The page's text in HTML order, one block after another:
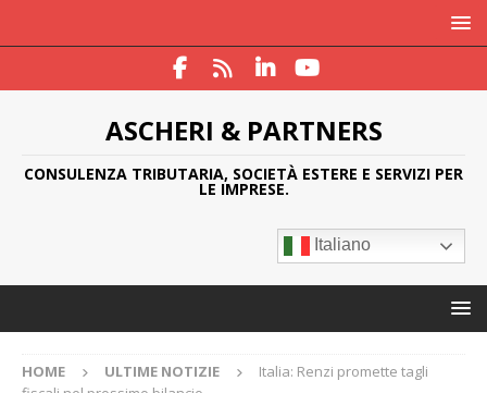
ASCHERI & PARTNERS
CONSULENZA TRIBUTARIA, SOCIETÀ ESTERE E SERVIZI PER
LE IMPRESE.
Italiano
HOME ULTIME NOTIZIE
Italia: Renzi promette tagli